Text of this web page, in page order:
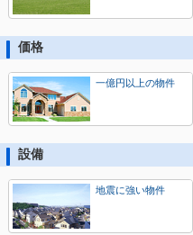
価格
一億円以上の物件
設備
地震に強い物件